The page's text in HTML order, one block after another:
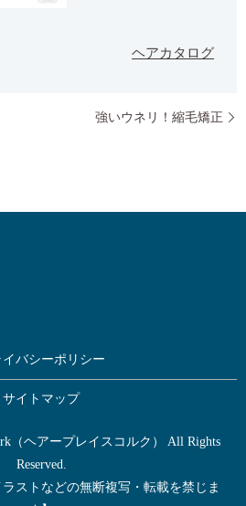
ヘアカタログ
強いウネリ！縮毛矯正
イバシーポリシー
サイトマップ
（ヘアープレイスコルク） All Rights
Reserved.
ラストなどの無断複写・転載を禁じま